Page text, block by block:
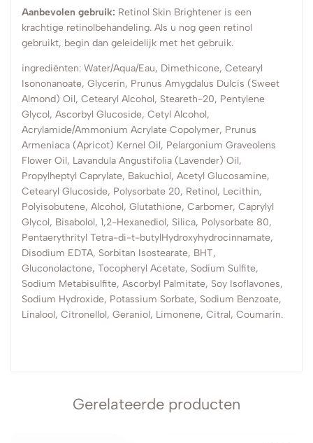
Aanbevolen gebruik: Retinol Skin Brightener is een
krachtige retinolbehandeling. Als u nog geen retinol
gebruikt, begin dan geleidelijk met het gebruik.
ingrediënten: Water/Aqua/Eau, Dimethicone, Cetearyl
Isononanoate, Glycerin, Prunus Amygdalus Dulcis (Sweet
Almond) Oil, Cetearyl Alcohol, Steareth-20, Pentylene
Glycol, Ascorbyl Glucoside, Cetyl Alcohol,
Acrylamide/Ammonium Acrylate Copolymer, Prunus
Armeniaca (Apricot) Kernel Oil, Pelargonium Graveolens
Flower Oil, Lavandula Angustifolia (Lavender) Oil,
Propylheptyl Caprylate, Bakuchiol, Acetyl Glucosamine,
Cetearyl Glucoside, Polysorbate 20, Retinol, Lecithin,
Polyisobutene, Alcohol, Glutathione, Carbomer, Caprylyl
Glycol, Bisabolol, 1,2-Hexanediol, Silica, Polysorbate 80,
Pentaerythrityl Tetra-di-t-butylHydroxyhydrocinnamate,
Disodium EDTA, Sorbitan Isostearate, BHT,
Gluconolactone, Tocopheryl Acetate, Sodium Sulfite,
Sodium Metabisulfite, Ascorbyl Palmitate, Soy Isoflavones,
Sodium Hydroxide, Potassium Sorbate, Sodium Benzoate,
Linalool, Citronellol, Geraniol, Limonene, Citral, Coumarin.
Gerelateerde producten